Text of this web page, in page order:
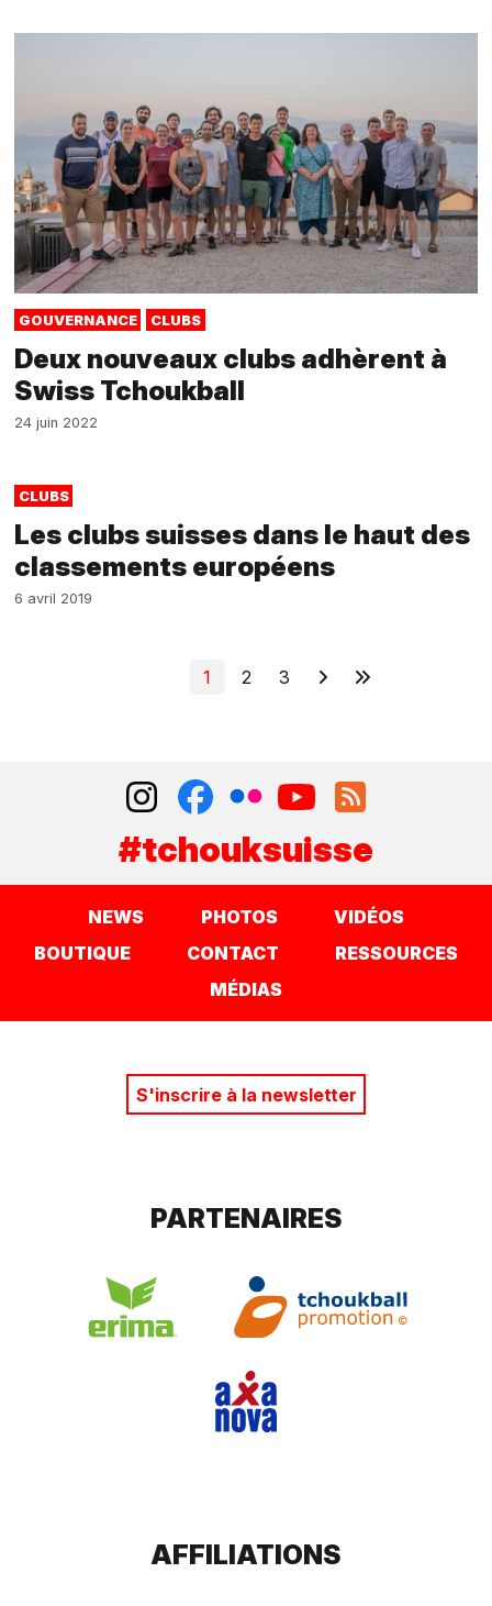
GOUVERNANCE CLUBS
Deux nouveaux clubs adhèrent à
Swiss Tchoukball
24 juin 2022
CLUBS
Les clubs suisses dans le haut des
classements européens
6 avril 2019
1 2 3
#tchouksuisse
NEWS PHOTOS
VIDÉOS
BOUTIQUE
CONTACT
RESSOURCES
MÉDIAS
S'inscrire à la newsletter
PARTENAIRES
AFFILIATIONS